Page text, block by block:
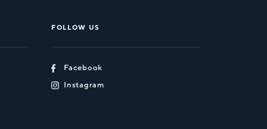
FOLLOW US
Facebook
Instagram